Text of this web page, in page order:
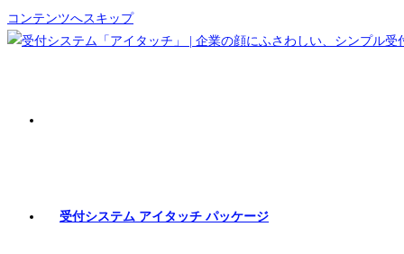
コンテンツへスキップ
受付システム アイタッチ パッケージ